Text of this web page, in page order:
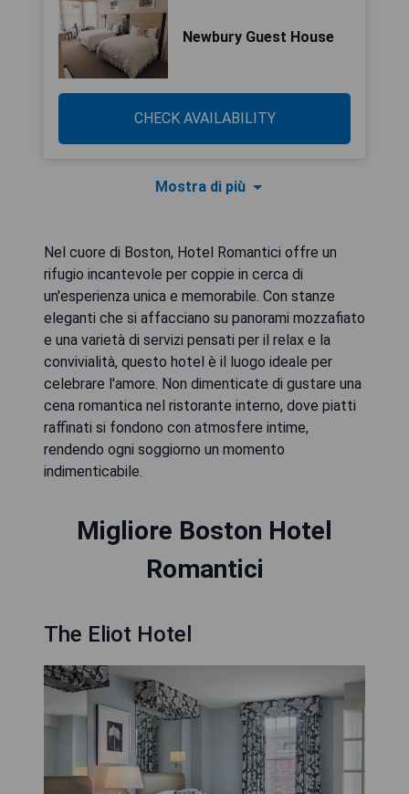
Newbury Guest House
CHECK AVAILABILITY
Mostra di più
Nel cuore di Boston, Hotel Romantici offre un
rifugio incantevole per coppie in cerca di
un'esperienza unica e memorabile. Con stanze
eleganti che si affacciano su panorami mozzafiato
e una varietà di servizi pensati per il relax e la
convivialità, questo hotel è il luogo ideale per
celebrare l'amore. Non dimenticate di gustare una
cena romantica nel ristorante interno, dove piatti
raffinati si fondono con atmosfere intime,
rendendo ogni soggiorno un momento
indimenticabile.
Migliore Boston Hotel
Romantici
The Eliot Hotel